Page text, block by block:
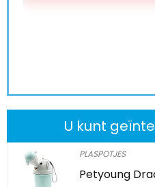
U kunt
PLASPOTJES
Petyoung